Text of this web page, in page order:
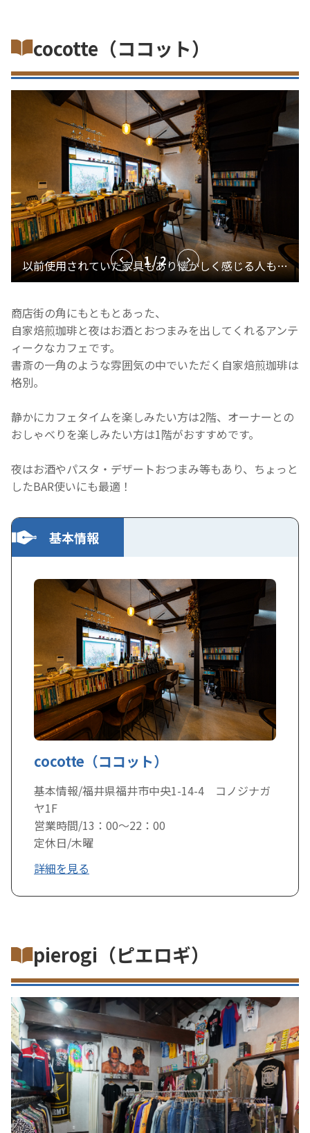
cocotte（ココット）
1 / 2
商店街の角にもともとあった、
自家焙煎珈琲と夜はお酒とおつまみを出してくれるアンテ
ィークなカフェです。
書斎の一角のような雰囲気の中でいただく自家焙煎珈琲は
格別。
静かにカフェタイムを楽しみたい方は2階、オーナーとの
おしゃべりを楽しみたい方は1階がおすすめです。
夜はお酒やパスタ・デザートおつまみ等もあり、ちょっと
したBAR使いにも最適！
基本情報
cocotte（ココット）
基本情報/福井県福井市中央1-14-4 コノジナガ
ヤ1F
営業時間/13：00～22：00
定休日/木曜
詳細を見る
pierogi（ピエロギ）